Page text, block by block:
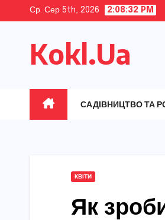
content
Ср. Сер 5th, 2026 2:08:33 PM
Kokl.Ua
САДІВНИЦТВО ТА
КВІТИ
Як